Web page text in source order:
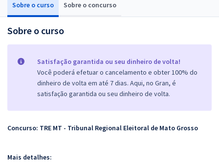
Sobre o curso Sobre o concurso
Sobre o curso
Satisfação garantida ou seu dinheiro de volta!
Você poderá efetuar o cancelamento e obter 100% do
dinheiro de volta em até 7 dias. Aqui, no Gran, é
satisfação garantida ou seu dinheiro de volta.
Concurso: TRE MT - Tribunal Regional Eleitoral de Mato Grosso
Mais detalhes: